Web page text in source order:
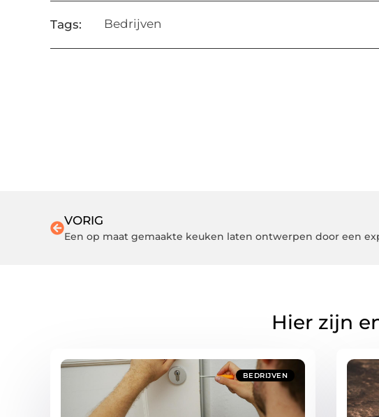
Tags: Bedrijven
VORIG
Hier zijn
BEDRIJVEN